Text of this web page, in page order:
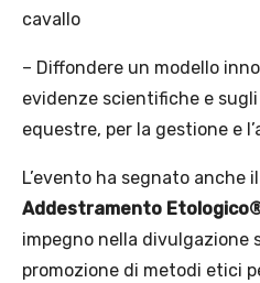
cavallo
– Diffondere un modello
evidenze scientifiche e
equestre, per la gestione e
L’evento ha segnato anche il
Addestramento
impegno nella divulgazione
promozione di metodi etici